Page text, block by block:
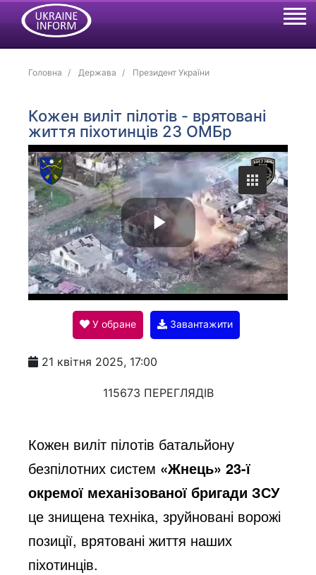
Головна Держава Президент України
Кожен виліт пілотів - врятовані
життя піхотинців 23 ОМБр
P
l
a
y
V
i
d
У обране Завантажити
21 квітня 2025, 17:00
115673 ПЕРЕГЛЯДІВ
Кожен виліт пілотів батальйону
безпілотних систем «Жнець» 23-ї
окремої механізованої бригади ЗСУ
це знищена техніка, зруйновані ворожі
позиції, врятовані життя наших
піхотинців.